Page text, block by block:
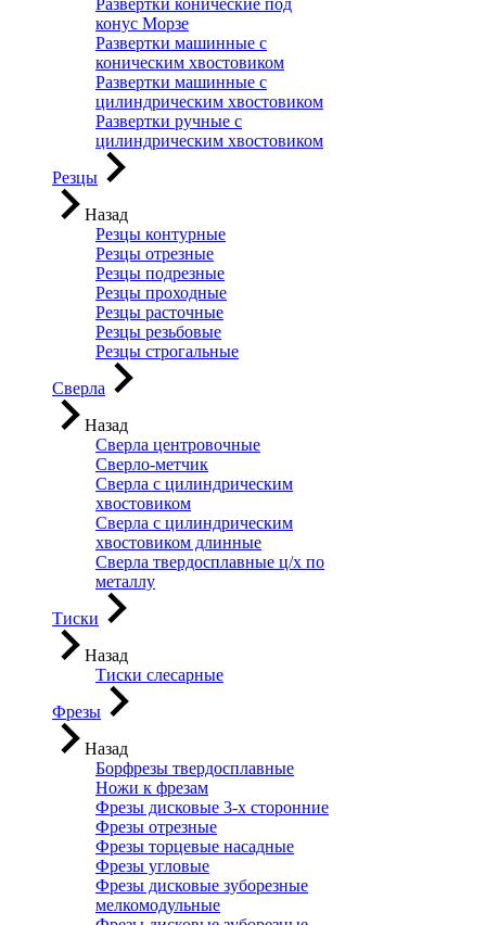
Развертки конические под
конус Морзе
Развертки машинные с
коническим хвостовиком
Развертки машинные с
цилиндрическим хвостовиком
Развертки ручные с
цилиндрическим хвостовиком
Резцы
Назад
Резцы контурные
Резцы отрезные
Резцы подрезные
Резцы проходные
Резцы расточные
Резцы резьбовые
Резцы строгальные
Сверла
Назад
Сверла центровочные
Сверло-метчик
Сверла с цилиндрическим
хвостовиком
Сверла с цилиндрическим
хвостовиком длинные
Сверла твердосплавные ц/х по
металлу
Тиски
Назад
Тиски слесарные
Фрезы
Назад
Борфрезы твердосплавные
Ножи к фрезам
Фрезы дисковые 3-х сторонние
Фрезы отрезные
Фрезы торцевые насадные
Фрезы угловые
Фрезы дисковые зуборезные
мелкомодульные